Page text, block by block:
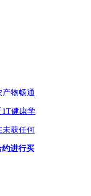
物畅通
健康学
未获任何
约进行买